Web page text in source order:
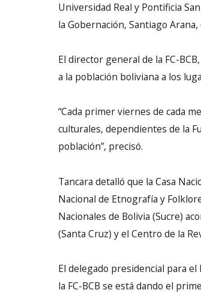
Universidad Real y Pontificia
la Gobernación, Santiago
El director general de la FC-
a la población boliviana a los
“Cada primer viernes de cada
culturales, dependientes de la
población”, precisó.
Tancara detalló que la Casa
Nacional de Etnografía y
Nacionales de Bolivia (Sucre)
(Santa Cruz) y el Centro de la
El delegado presidencial para
la FC-BCB se está dando el